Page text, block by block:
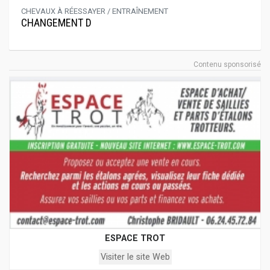
CHEVAUX À RÉESSAYER / ENTRAÎNEMENT
CHANGEMENT D
Contenu sponsorisé
ESPACE TROT
Visiter le site Web